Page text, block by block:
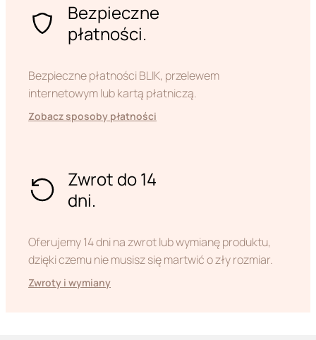
Bezpieczne
płatności.
Bezpieczne płatności BLIK, przelewem
internetowym lub kartą płatniczą.
Zobacz sposoby płatności
Zwrot do 14
dni.
Oferujemy 14 dni na zwrot lub wymianę produktu,
dzięki czemu nie musisz się martwić o zły rozmiar.
Zwroty i wymiany